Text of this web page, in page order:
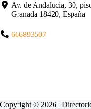
Av. de Andalucia, 30,
Granada 18420, España
666893507
Copyright © 2026 |